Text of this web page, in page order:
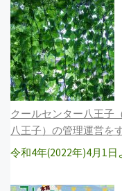
クールセンター八王子
八王子）の管理運営を
令和4年(2022年)4月1日